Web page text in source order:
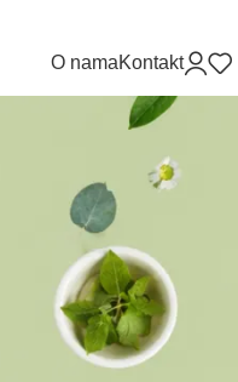
O namaKontakt